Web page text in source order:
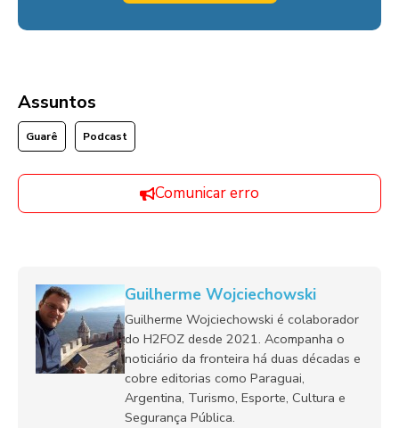
Assuntos
Guarê Podcast
Comunicar erro
Guilherme Wojciechowski
Guilherme Wojciechowski é colaborador
do H2FOZ desde 2021. Acompanha o
noticiário da fronteira há duas décadas e
cobre editorias como Paraguai,
Argentina, Turismo, Esporte, Cultura e
Segurança Pública.